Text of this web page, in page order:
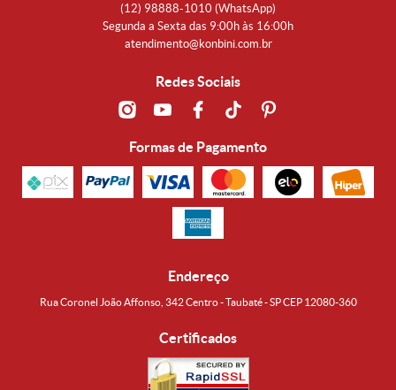
(12) 98888-1010 (WhatsApp)
Segunda a Sexta das 9:00h às 16:00h
atendimento@konbini.com.br
Redes Sociais
Formas de Pagamento
Endereço
Rua Coronel João Affonso, 342 Centro - Taubaté - SP CEP 12080-360
Certificados